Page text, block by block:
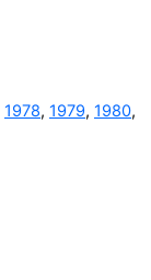
1978, 1979, 1980,